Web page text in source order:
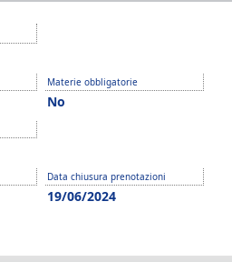
Materie obbligatorie
No
Data chiusura prenotazioni
19/06/2024